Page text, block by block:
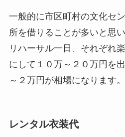
一般的に市区町村の文化セ
所を借りることが多いと思
リハーサル一日、それぞれ
にして１０万～２０万円を
～２万円が相場になります。
レンタル衣装代